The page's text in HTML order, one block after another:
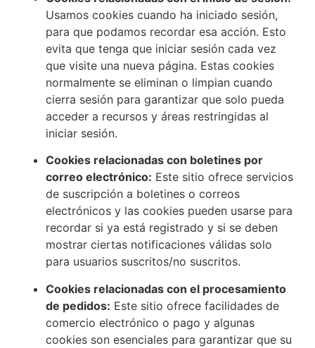
Usamos cookies cuando ha iniciado sesión,
para que podamos recordar esa acción. Esto
evita que tenga que iniciar sesión cada vez
que visite una nueva página. Estas cookies
normalmente se eliminan o limpian cuando
cierra sesión para garantizar que solo pueda
acceder a recursos y áreas restringidas al
iniciar sesión.
Cookies relacionadas con boletines por
correo electrónico: Este sitio ofrece servicios
de suscripción a boletines o correos
electrónicos y las cookies pueden usarse para
recordar si ya está registrado y si se deben
mostrar ciertas notificaciones válidas solo
para usuarios suscritos/no suscritos.
Cookies relacionadas con el procesamiento
de pedidos: Este sitio ofrece facilidades de
comercio electrónico o pago y algunas
cookies son esenciales para garantizar que su